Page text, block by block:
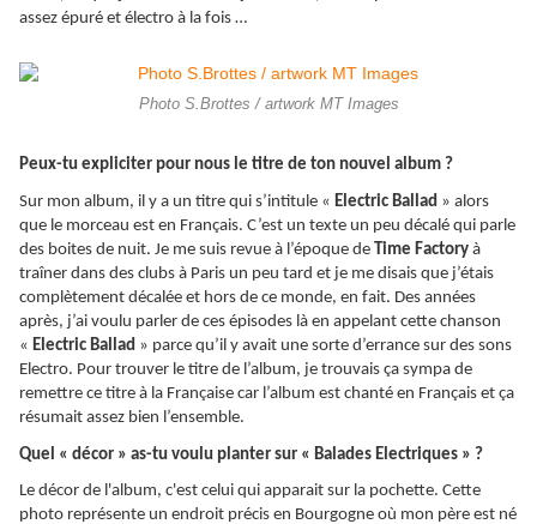
assez épuré et électro à la fois …
Photo S.Brottes / artwork MT Images
Peux-tu expliciter pour nous le titre de ton nouvel album ?
Sur mon album, il y a un titre qui s’intitule « Electric Ballad » alors
que le morceau est en Français. C’est un texte un peu décalé qui parle
des boites de nuit. Je me suis revue à l’époque de Time Factory à
traîner dans des clubs à Paris un peu tard et je me disais que j’étais
complètement décalée et hors de ce monde, en fait. Des années
après, j’ai voulu parler de ces épisodes là en appelant cette chanson
« Electric Ballad » parce qu’il y avait une sorte d’errance sur des sons
Electro. Pour trouver le titre de l’album, je trouvais ça sympa de
remettre ce titre à la Française car l’album est chanté en Français et ça
résumait assez bien l’ensemble.
Quel « décor » as-tu voulu planter sur « Balades Electriques » ?
Le décor de l'album, c'est celui qui apparait sur la pochette. Cette
photo représente un endroit précis en Bourgogne où mon père est né